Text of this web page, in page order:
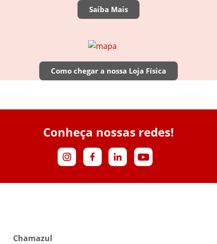
Saiba Mais
Como chegar a nossa Loja Física
Conheça nossas redes!
Chamazul